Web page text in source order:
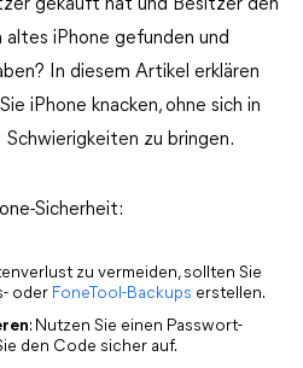
gekauft hat und Besitzer den
iPhone gefunden und
In diesem Artikel erklären
iPhone knacken, ohne sich in
zu bringen.
Sicherheit:
zu vermeiden, sollten Sie
oder FoneTool-Backups erstellen.
: Nutzen Sie einen Passwort-
den Code sicher auf.